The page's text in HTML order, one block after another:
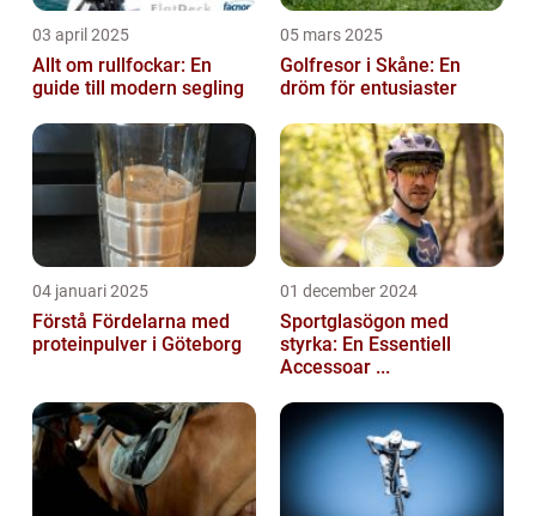
03 april 2025
Allt om rullfockar: En
guide till modern segling
05 mars 2025
Golfresor i Skåne: En
dröm för entusiaster
04 januari 2025
Förstå Fördelarna med
proteinpulver i Göteborg
01 december 2024
Sportglasögon med
styrka: En Essentiell
Accessoar ...